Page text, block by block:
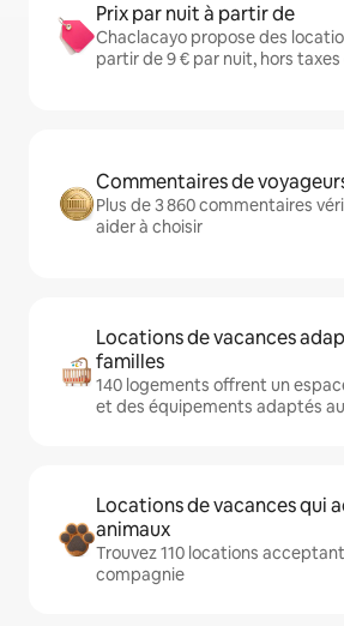
Prix par nuit à partir de
Chaclacayo propose des
partir de 9 € par nuit, hors
Commentaires de
Plus de 3 860 commentaires
aider à choisir
Locations de vacances
familles
140 logements offrent un
et des équipements adaptés
Locations de vacances qui
animaux
Trouvez 110 locations
compagnie